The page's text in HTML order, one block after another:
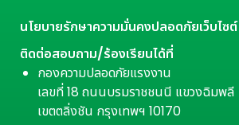
นโยบายรักษาความมั่นคงปลอดภัยเว็บไซต์
ติดต่อสอบถาม/ร้องเรียนได้ที่
กองความปลอดภัยแรงงาน
เลขที่ 18 ถนนบรมราชชนนี แขวงฉิมพลี
เขตตลิ่งชัน กรุงเทพฯ 10170